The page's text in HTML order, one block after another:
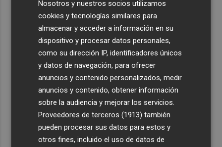
día y los expertos advierten de "mala gestión"
Recibe toda la actualidad de
Plaza Podcast en tu correo
Quiero suscribirme
Nosotros y nuestros socios utilizamos
cookies y tecnologías similares para
almacenar y acceder a información en su
dispositivo y procesar datos personales,
como su dirección IP, identificadores únicos
y datos de navegación, para ofrecer
anuncios y contenido personalizados, medir
anuncios y contenido, obtener información
sobre la audiencia y mejorar los servicios.
Proveedores de terceros (1913) también
pueden procesar sus datos para estos y
otros fines, incluido el uso de datos de